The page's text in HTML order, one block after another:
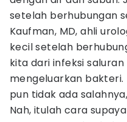
setelah berhubungan
Kaufman, MD, ahli
kecil setelah
kita dari infeksi
mengeluarkan
pun tidak ada
Nah, itulah cara